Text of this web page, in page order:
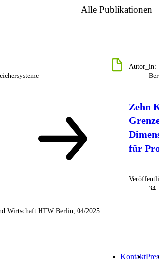
Wirtschaft HTW Berlin, 04/2025
Autor_in:
Zehn
für
34.
Alle Publikationen
Kontakt